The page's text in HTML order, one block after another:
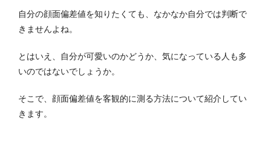
自分の顔面偏差値を知りたくても、なかなか自分では判断で
きませんよね。
とはいえ、自分が可愛いのかどうか、気になっている人も多
いのではないでしょうか。
そこで、顔面偏差値を客観的に測る方法について紹介してい
きます。